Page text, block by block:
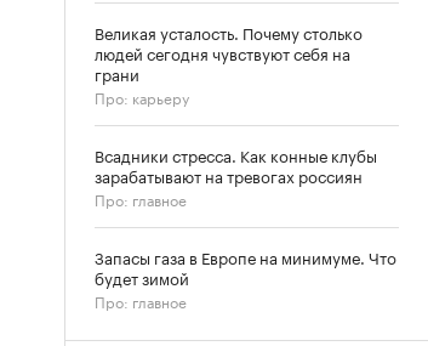
Великая усталость. Почему столько
людей сегодня чувствуют себя на
грани
Про: карьеру
Всадники стресса. Как конные клубы
зарабатывают на тревогах россиян
Про: главное
Запасы газа в Европе на минимуме. Что
будет зимой
Про: главное